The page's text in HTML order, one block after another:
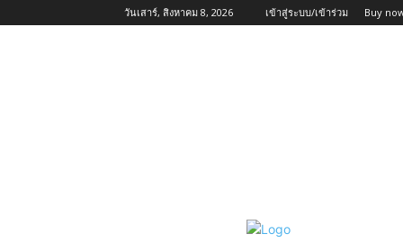
วันเสาร์, สิงหาคม 8, 2026 เข้าสู่ระบบ/เข้าร่วม Buy